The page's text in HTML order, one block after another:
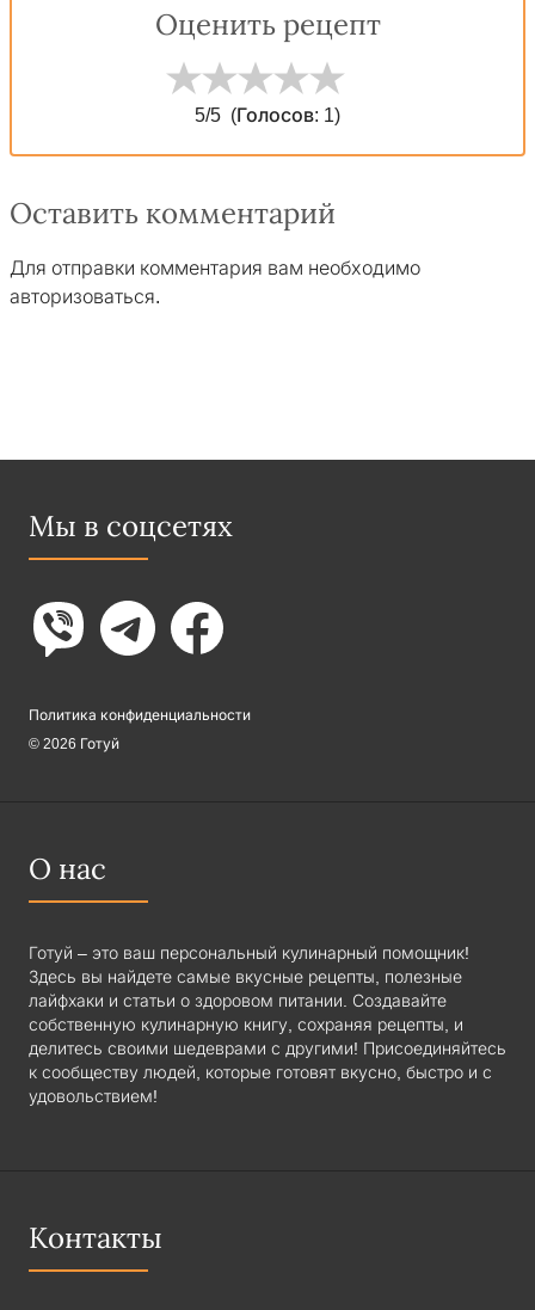
Оценить рецепт
5/5 (Голосов: 1)
Оставить комментарий
Для отправки комментария вам необходимо
авторизоваться.
Мы в соцсетях
Политика конфиденциальности
© 2026 Готуй
О нас
Готуй – это ваш персональный кулинарный помощник!
Здесь вы найдете самые вкусные рецепты, полезные
лайфхаки и статьи о здоровом питании. Создавайте
собственную кулинарную книгу, сохраняя рецепты, и
делитесь своими шедеврами с другими! Присоединяйтесь
к сообществу людей, которые готовят вкусно, быстро и с
удовольствием!
Контакты